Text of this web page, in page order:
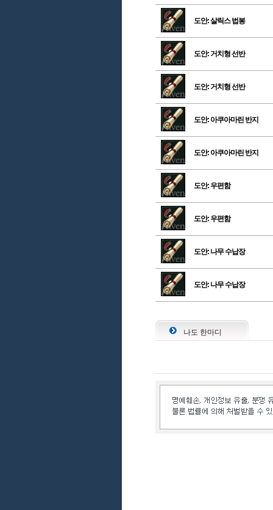
도안: 살릭스 법봉
도안: 거치형 선반
도안: 거치형 선반
도안: 아쿠아마린 반지
도안: 아쿠아마린 반지
도안: 우편함
도안: 우편함
도안: 나무 수납장
도안: 나무 수납장
나도 한마디